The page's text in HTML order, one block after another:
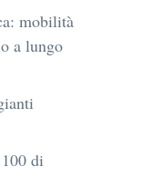
mobilità
a lungo
di